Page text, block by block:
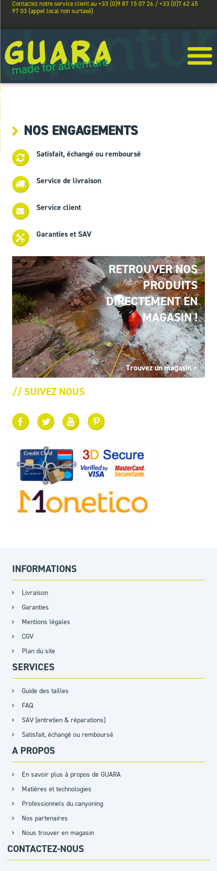
Contactez notre service client au +33 (0)9 87 15 07 26 / +33 (0)7 62 45
97 03 (appel local non surtaxé)
NOS ENGAGEMENTS
Satisfait, échangé ou remboursé
Service de livraison
Service client
Garanties et SAV
RETROUVER NOS
PRODUITS
DIRECTEMENT EN
MAGASIN !
Trouvez un magasin >
// SUIVEZ NOUS
INFORMATIONS
Livraison
Garanties
Mentions légales
CGV
Plan du site
SERVICES
Guide des tailles
FAQ
SAV (entretien & réparations)
Satisfait, échangé ou remboursé
A PROPOS
En savoir plus à propos de GUARA
Matières et technologies
Professionnels du canyoning
Nos partenaires
Nous trouver en magasin
CONTACTEZ-NOUS